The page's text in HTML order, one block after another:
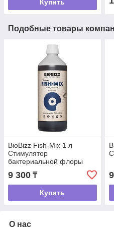
Купить
Подобные товары
BioBizz Fish-Mix 1 л
Стимулятор
бактериальной флоры
9 300 ₸
Купить
О нас